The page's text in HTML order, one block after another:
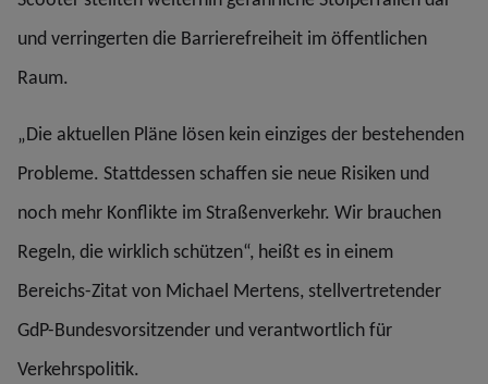
und verringerten die Barrierefreiheit im öffentlichen
Raum.
„Die aktuellen Pläne lösen kein einziges der bestehenden
Probleme. Stattdessen schaffen sie neue Risiken und
noch mehr Konflikte im Straßenverkehr. Wir brauchen
Regeln, die wirklich schützen“, heißt es in einem
Bereichs-Zitat von Michael Mertens, stellvertretender
GdP-Bundesvorsitzender und verantwortlich für
Verkehrspolitik.